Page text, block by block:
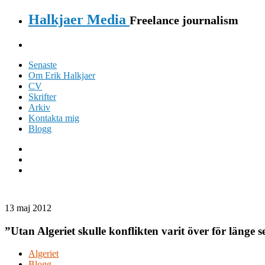
Halkjaer Media Freelance journalism
Senaste
Om Erik Halkjaer
CV
Skrifter
Arkiv
Kontakta mig
Blogg
13 maj 2012
”Utan Algeriet skulle konflikten varit över för länge
Algeriet